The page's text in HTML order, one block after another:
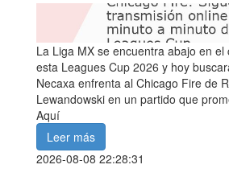
La Liga MX se encuentra abajo en
esta Leagues Cup 2026 y hoy
Necaxa enfrenta al Chicago Fire de
Lewandowski en un partido que
Aquí
Leer más
2026-08-08 22:28:31